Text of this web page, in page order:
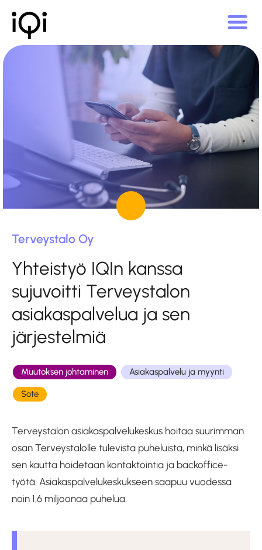
Terveystalo Oy
Yhteistyö IQIn kanssa
sujuvoitti Terveystalon
asiakaspalvelua ja sen
järjestelmiä
Muutoksen johtaminen Asiakaspalvelu ja myynti
Sote
Terveystalon asiakaspalvelukeskus hoitaa suurimman
osan Terveystalolle tulevista puheluista, minkä lisäksi
sen kautta hoidetaan kontaktointia ja backoffice-
työtä. Asiakaspalvelukeskukseen saapuu vuodessa
noin 1,6 miljoonaa puhelua.